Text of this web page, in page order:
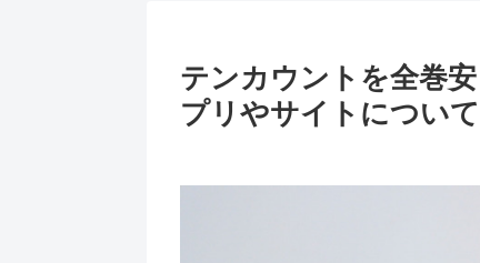
テンカウントを全巻
プリやサイトについて